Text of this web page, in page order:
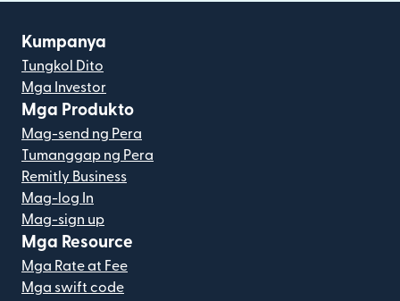
Kumpanya
Tungkol Dito
Mga Investor
Mga Produkto
Mag-send ng Pera
Tumanggap ng Pera
Remitly Business
Mag-log In
Mag-sign up
Mga Resource
Mga Rate at Fee
Mga swift code